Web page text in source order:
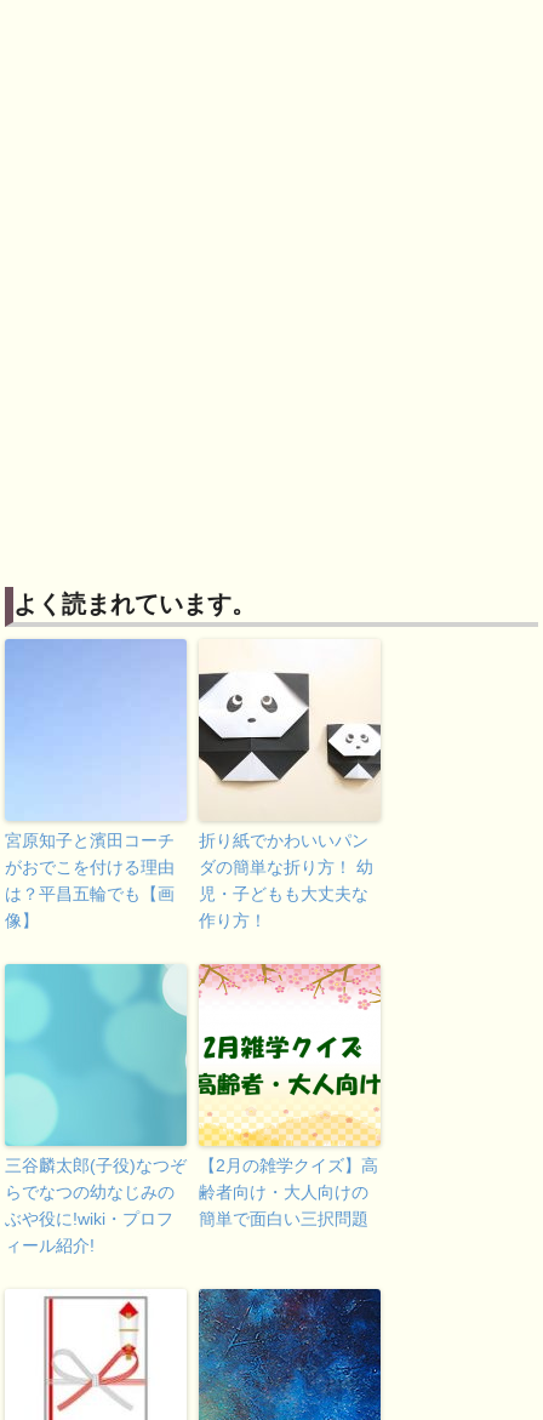
よく読まれています。
宮原知子と濱田コーチ
がおでこを付ける理由
は？平昌五輪でも【画
像】
折り紙でかわいいパン
ダの簡単な折り方！ 幼
児・子どもも大丈夫な
作り方！
三谷麟太郎(子役)なつぞ
らでなつの幼なじみの
ぶや役に!wiki・プロフ
ィール紹介!
【2月の雑学クイズ】高
齢者向け・大人向けの
簡単で面白い三択問題